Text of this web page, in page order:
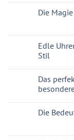
Die
Edle
Stil
Das
Die